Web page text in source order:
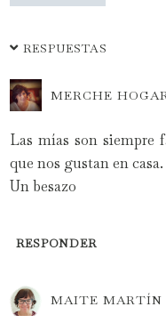
RESPUESTAS
MERCHE
Las mías son siempre
que nos gustan en
Un besazo
RESPONDER
MAITE MARTÍN